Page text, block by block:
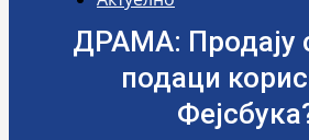
ДРАМА: Продају
подаци